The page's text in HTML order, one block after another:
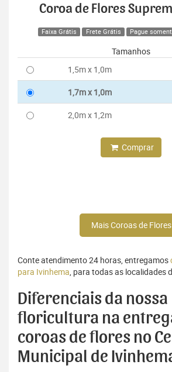
Coroa de Flores
Faixa Grátis Frete Grátis Pague
Tamanhos
1,5m x 1,0m
1,7m x 1,0m
2,0m x 1,2m
Comprar
Mais Coroas de Flores
Conte atendimento 24 horas, entregamos
para Ivinhema, para todas as localidades
Diferenciais da nossa
floricultura na
coroas de flores no
Municipal de